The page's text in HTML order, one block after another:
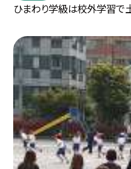
ひまわり学級は校外学習で